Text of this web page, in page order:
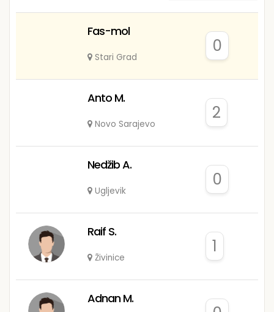
Fas-mol
Stari Grad
0
Anto M.
Novo Sarajevo
2
Nedžib A.
Ugljevik
0
Raif S.
Živinice
1
Adnan M.